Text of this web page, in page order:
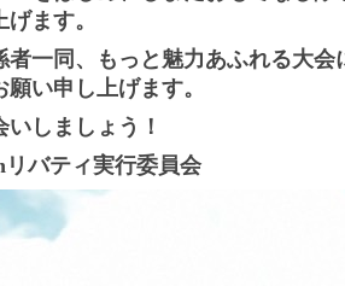
ます。
者一同、もっと魅力あふれる大
い申し上げます。
しましょう！
バティ実行委員会